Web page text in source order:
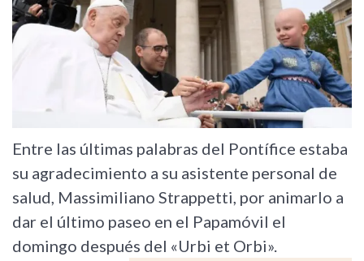
Entre las últimas palabras del Pontífice estaba
su agradecimiento a su asistente personal de
salud, Massimiliano Strappetti, por animarlo a
dar el último paseo en el Papamóvil el
domingo después del «Urbi et Orbi».